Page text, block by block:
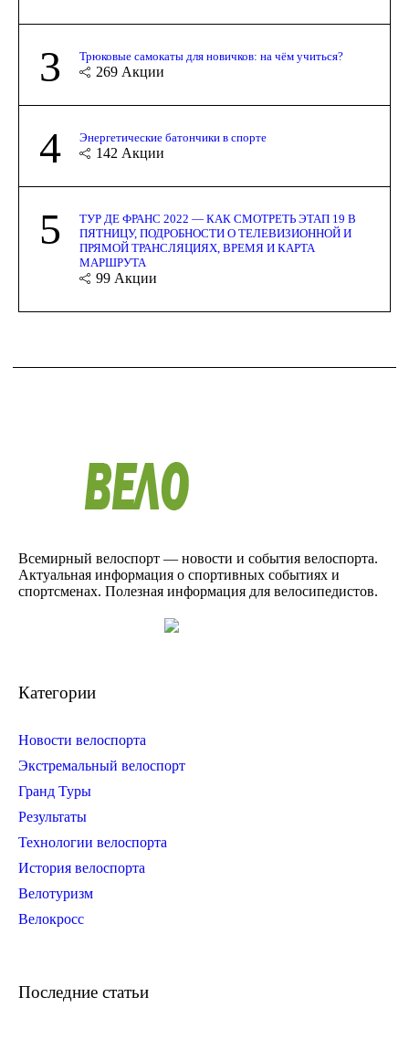
3 Трюковые самокаты для новичков: на чём учиться?
269 Акции
4 Энергетические батончики в спорте
142 Акции
5
ТУР ДЕ ФРАНС 2022 — КАК СМОТРЕТЬ ЭТАП 19 В
ПЯТНИЦУ, ПОДРОБНОСТИ О ТЕЛЕВИЗИОННОЙ И
ПРЯМОЙ ТРАНСЛЯЦИЯХ, ВРЕМЯ И КАРТА
МАРШРУТА
99 Акции
Всемирный велоспорт — новости и события велоспорта.
Актуальная информация о спортивных событиях и
спортсменах. Полезная информация для велосипедистов.
Категории
Новости велоспорта
Экстремальный велоспорт
Гранд Туры
Результаты
Технологии велоспорта
История велоспорта
Велотуризм
Велокросс
Последние статьи